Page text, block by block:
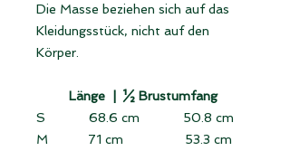
Die Masse beziehen sich auf das
Kleidungsstück, nicht auf den
Körper.
Länge | ½ Brustumfang
S 68.6 cm 50.8 cm
M 71 cm 53.3 cm